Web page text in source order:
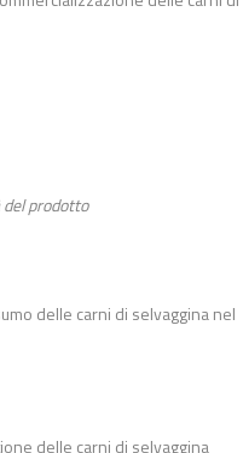
prodotto
delle carni di selvaggina nel
delle carni di selvaggina